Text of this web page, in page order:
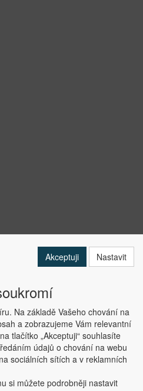
Software a.s. 2019
Akceptuji Nastavit
Na základě Vašeho chování na
a zobrazujeme Vám relevantní
tlačítko „Akceptuji“ souhlasíte
údajů o chování na webu
sociálních sítích a v reklamních
si můžete podrobněji nastavit